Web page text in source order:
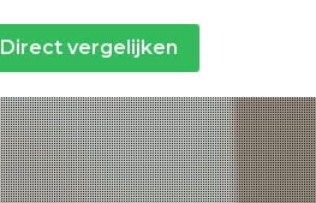
Direct vergelijken